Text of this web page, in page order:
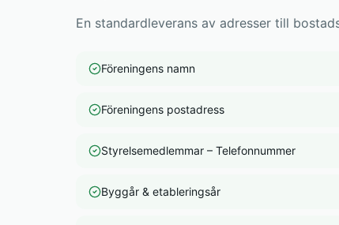
En standardleverans av adresser till
Föreningens namn
Föreningens postadress
Styrelsemedlemmar – Telefonnummer
Byggår & etableringsår